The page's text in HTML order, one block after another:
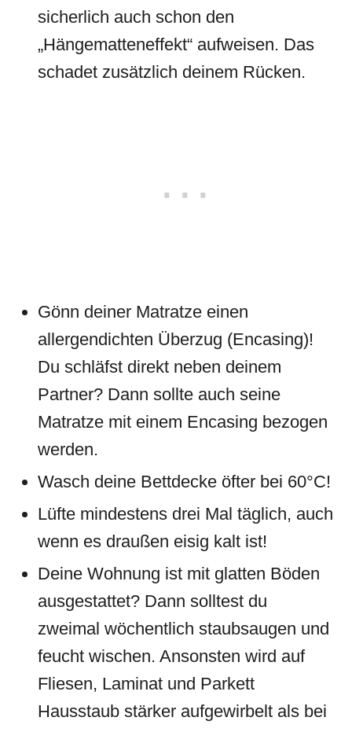
sicherlich auch schon den
„Hängematteneffekt“ aufweisen. Das
schadet zusätzlich deinem Rücken.
Gönn deiner Matratze einen
allergendichten Überzug (Encasing)!
Du schläfst direkt neben deinem
Partner? Dann sollte auch seine
Matratze mit einem Encasing bezogen
werden.
Wasch deine Bettdecke öfter bei 60°C!
Lüfte mindestens drei Mal täglich, auch
wenn es draußen eisig kalt ist!
Deine Wohnung ist mit glatten Böden
ausgestattet? Dann solltest du
zweimal wöchentlich staubsaugen und
feucht wischen. Ansonsten wird auf
Fliesen, Laminat und Parkett
Hausstaub stärker aufgewirbelt als bei